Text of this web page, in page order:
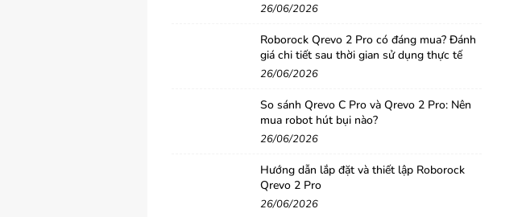
26/06/2026
Roborock Qrevo 2 Pro có đáng mua? Đánh
giá chi tiết sau thời gian sử dụng thực tế
26/06/2026
So sánh Qrevo C Pro và Qrevo 2 Pro: Nên
mua robot hút bụi nào?
26/06/2026
Hướng dẫn lắp đặt và thiết lập Roborock
Qrevo 2 Pro
26/06/2026